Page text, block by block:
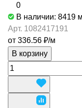
0
В наличии: 8419 м
Арт. 1082417191
от 336.56 ₽/м
В корзину